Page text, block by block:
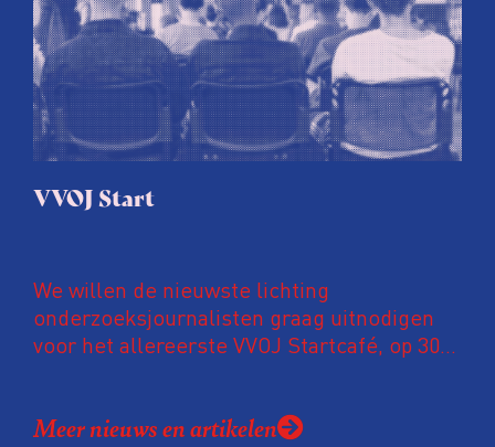
VVOJ Start
We willen de nieuwste lichting
onderzoeksjournalisten graag uitnodigen
voor het allereerste VVOJ Startcafé, op 30
Meer nieuws en artikelen